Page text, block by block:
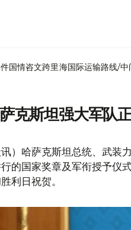
国情咨文跨里海国际运输路线/中
克斯坦强大军队
讯）哈萨克斯坦总统、武
的国家奖章及军衔授予仪
利日祝贺。